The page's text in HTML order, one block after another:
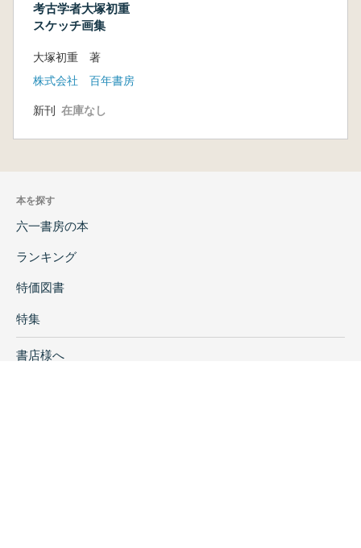
考古学者大塚初重
スケッチ画集
大塚初重 著
株式会社 百年書房
新刊 在庫なし
本を探す
六一書房の本
ランキング
特価図書
特集
書店様へ